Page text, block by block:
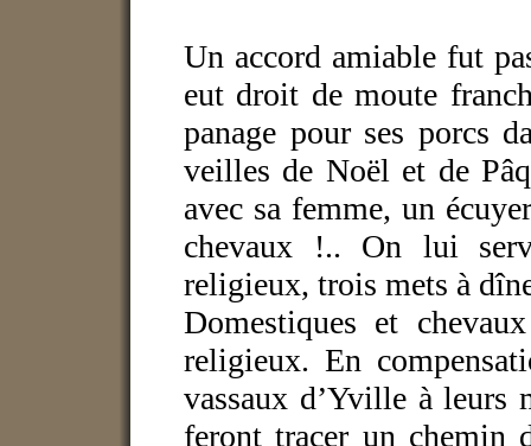
Un accord amiable fut
eut droit de moute
panage pour ses porcs
veilles de Noël et de
avec sa femme, un
chevaux !.. On lui
religieux, trois mets à
Domestiques et
religieux. En
vassaux d’Yville à leurs
feront tracer un chemin